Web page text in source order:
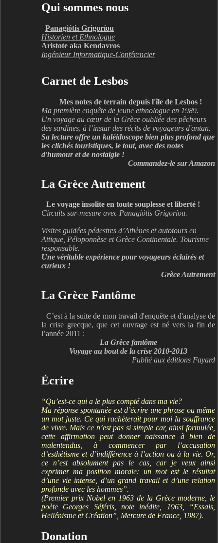
Qui sommes nous
Panagiótis Grigoríou
Historien et Ethnologue
Aristote aka Kendavros
Ingénieur Informatique-Conférencier
Carnet de Lesbos
Mes notes de terrain depuis l'île de Lesbos !
Ma première enquête de jeune ethnologue en 1989.
Un voyage au cœur de la Grèce oubliée des pêcheurs
des sardines, à l’instar des récits de voyageurs d'antan.
Sa lecture offre un kaléidoscope bien plus profond que
les clichés touristiques, le tout, avec des notes
d'humour et de nostalgie !
Commandez-le sur Amazon
La Grèce Autrement
Le voyage insolite en toute souplesse et liberté !
Circuits sur-mesure avec Panagiótis Grigoríou.
Visites guidées pédestres d’Athènes et autotours en
Attique, Péloponnèse et Grèce Continentale. Tourisme
responsable.
Une véritable expérience pour voyageurs éclairés et
curieux !
Grèce Autrement
La Grèce Fantôme
C’est à la suite de mon travail d'enquête et d'analyse de
la crise grecque, que cet ouvrage est né vers la fin de
l’année 2011 :
La Grèce fantôme
Voyage au bout de la crise 2010-2013
Publié aux éditions Fayard
Écrire
“Qu’est-ce qui a le plus compté dans ma vie?
Ma réponse spontanée est d’écrire une phrase ou même
un mot juste. Ce qui rachèterait pour moi la souffrance
de vivre. Mais ce n’est pas si simple car, ainsi formulée,
cette affirmation peut donner naissance à bien de
malentendus, à commencer par l’accusation
d’esthétisme et d’indifférence à l’action ou à la vie. Or,
ce n’est absolument pas le cas, car je veux ainsi
exprimer ma position morale: un mot est le résultat
d’une vie intense, d’un grand travail et d’une relation
profonde avec les hommes”.
(Premier prix Nobel en 1963 de la Grèce moderne, le
poète Georges Séféris, note inédite, 1963, “Essais,
Hellénisme et Création”, Mercure de France, 1987).
Donation